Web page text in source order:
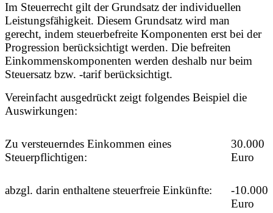
Im Steuerrecht gilt der Grundsatz der individuellen
Leistungsfähigkeit. Diesem Grundsatz wird man
gerecht, indem steuerbefreite Komponenten erst bei der
Progression berücksichtigt werden. Die befreiten
Einkommenskomponenten werden deshalb nur beim
Steuersatz bzw. -tarif berücksichtigt.
Vereinfacht ausgedrückt zeigt folgendes Beispiel die
Auswirkungen:
Zu versteuerndes Einkommen eines
Steuerpflichtigen:
30.000
Euro
abzgl. darin enthaltene steuerfreie Einkünfte:
-10.000
Euro